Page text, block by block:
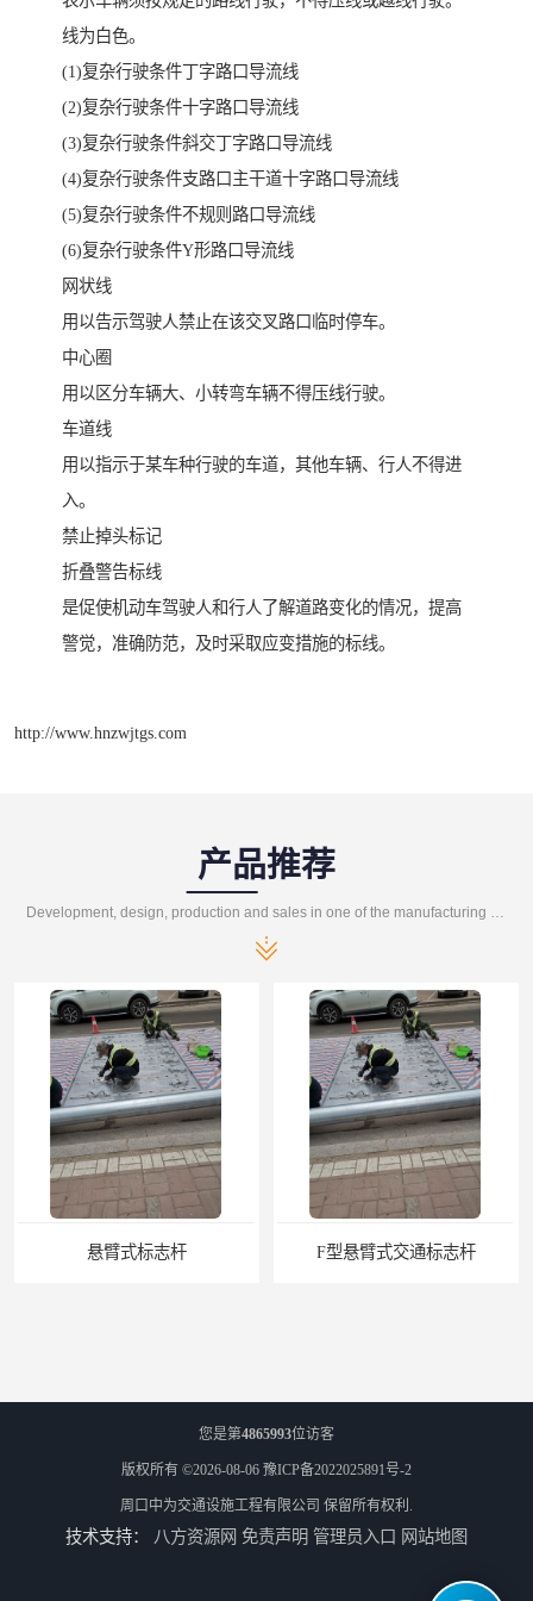
线为白色。
(1)复杂行驶条件丁字路口导流线
(2)复杂行驶条件十字路口导流线
(3)复杂行驶条件斜交丁字路口导流线
(4)复杂行驶条件支路口主干道十字路口导流线
(5)复杂行驶条件不规则路口导流线
(6)复杂行驶条件Y形路口导流线
网状线
用以告示驾驶人禁止在该交叉路口临时停车。
中心圈
用以区分车辆大、小转弯车辆不得压线行驶。
车道线
用以指示于某车种行驶的车道，其他车辆、行人不得进
入。
禁止掉头标记
折叠警告标线
是促使机动车驾驶人和行人了解道路变化的情况，提高
警觉，准确防范，及时采取应变措施的标线。
http://www.hnzwjtgs.com
产品推荐
悬臂式标志杆 F型悬臂式交通标志杆
您是第4865993位访客
版权所有 ©2026-08-06 豫ICP备2022025891号-2
周口中为交通设施工程有限公司 保留所有权利.
技术支持： 八方资源网 免责声明 管理员入口 网站地图